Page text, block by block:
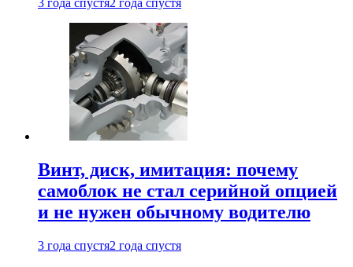
3 года спустя2 года спустя
Винт, диск, имитация: почему
самоблок не стал серийной опцией
и не нужен обычному водителю
3 года спустя2 года спустя